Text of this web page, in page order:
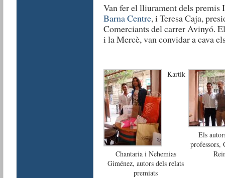
Van fer el lliurament dels premis
Barna Centre, i Teresa Caja,
Comerciants del carrer Avinyó.
i la Mercè, van convidar a cava
Kartik
Chantaria i Nehemias
Giménez, autors dels relats
premiats
Els
professors,